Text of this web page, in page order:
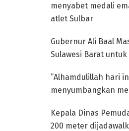
menyabet medali
atlet Sulbar
Gubernur Ali Baal
Sulawesi Barat
”Alhamdulillah hari
menyumbangkan
Kepala Dinas
200 meter